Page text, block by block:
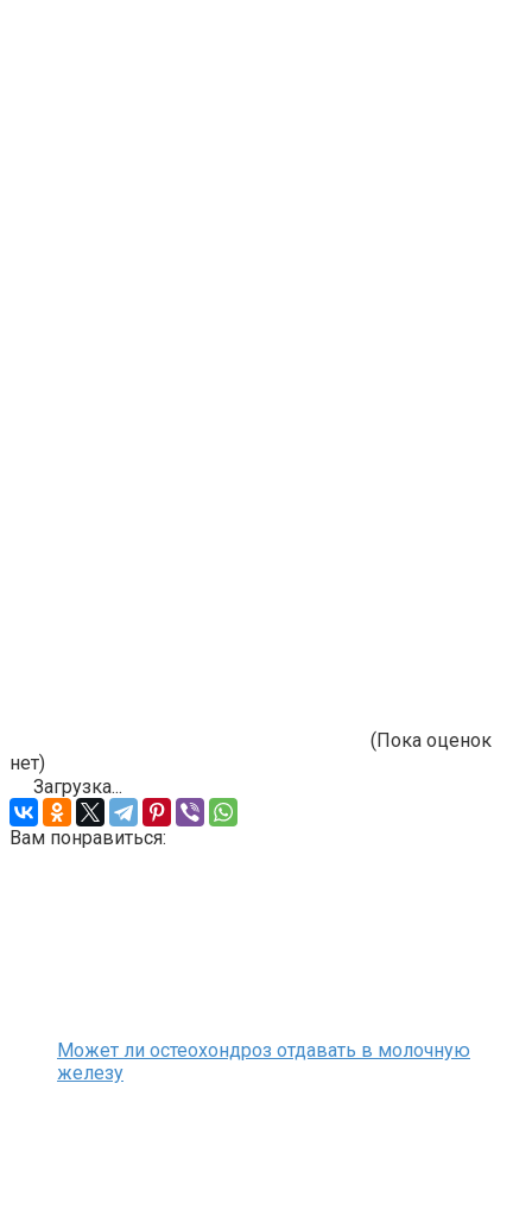
(Пока оценок
нет)
Загрузка...
Вам понравиться:
Может ли остеохондроз отдавать в молочную
железу